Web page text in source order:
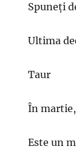
Spuneţi
Ultima
Taur
În
Este un